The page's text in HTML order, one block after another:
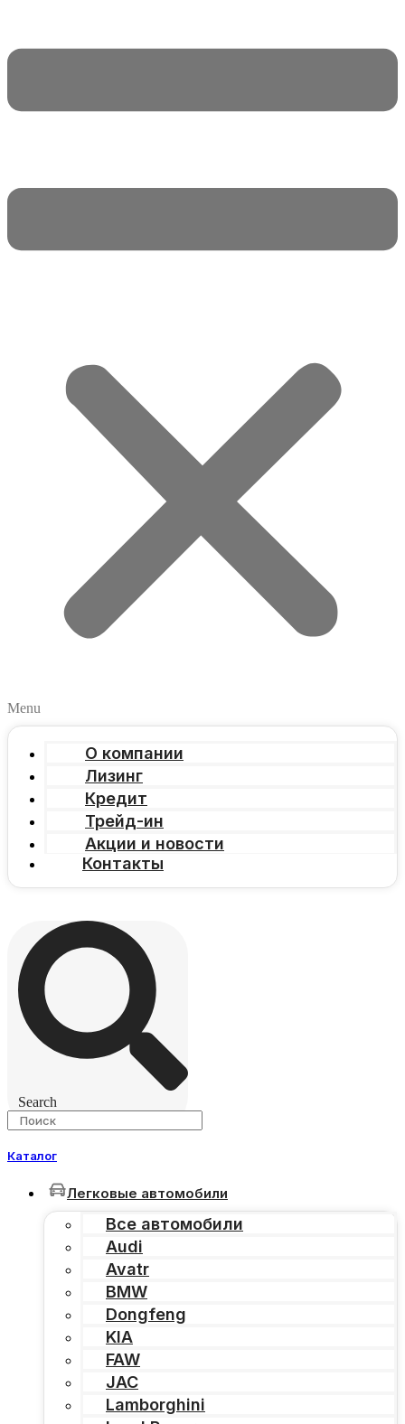
Menu
О компании
Лизинг
Кредит
Трейд-ин
Акции и новости
Контакты
Search
Каталог
Легковые автомобили
Все автомобили
Audi
Avatr
BMW
Dongfeng
KIA
FAW
JAC
Lamborghini